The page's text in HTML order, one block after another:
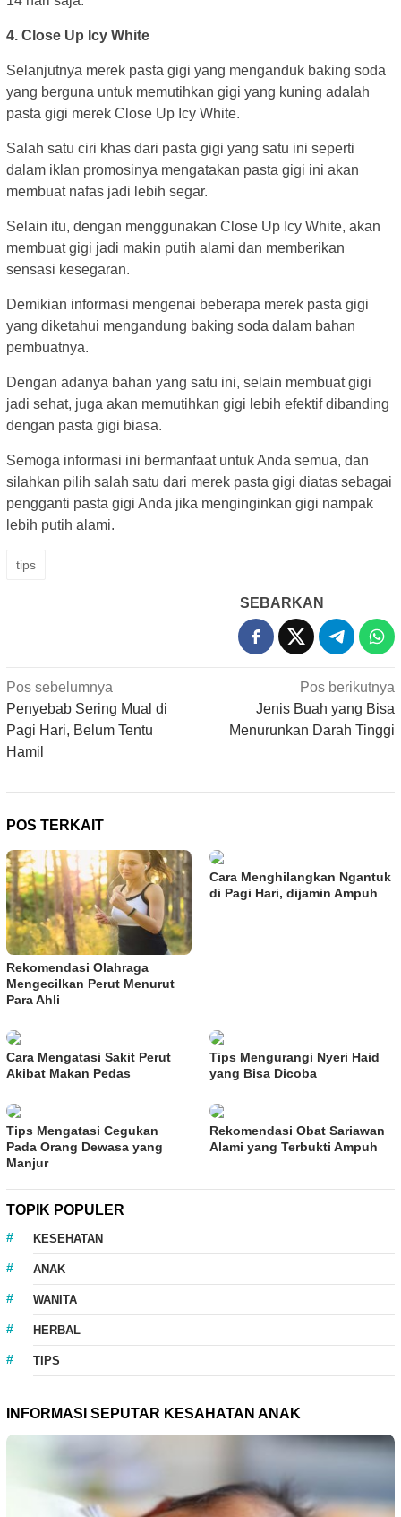
4. Close Up Icy White
Selanjutnya merek pasta gigi yang menganduk baking soda
yang berguna untuk memutihkan gigi yang kuning adalah
pasta gigi merek Close Up Icy White.
Salah satu ciri khas dari pasta gigi yang satu ini seperti
dalam iklan promosinya mengatakan pasta gigi ini akan
membuat nafas jadi lebih segar.
Selain itu, dengan menggunakan Close Up Icy White, akan
membuat gigi jadi makin putih alami dan memberikan
sensasi kesegaran.
Demikian informasi mengenai beberapa merek pasta gigi
yang diketahui mengandung baking soda dalam bahan
pembuatnya.
Dengan adanya bahan yang satu ini, selain membuat gigi
jadi sehat, juga akan memutihkan gigi lebih efektif dibanding
dengan pasta gigi biasa.
Semoga informasi ini bermanfaat untuk Anda semua, dan
silahkan pilih salah satu dari merek pasta gigi diatas sebagai
pengganti pasta gigi Anda jika menginginkan gigi nampak
lebih putih alami.
tips
SEBARKAN
Navigasi
pos
Pos sebelumnya
Penyebab Sering Mual di
Pagi Hari, Belum Tentu
Hamil
Pos berikutnya
Jenis Buah yang Bisa
Menurunkan Darah Tinggi
POS TERKAIT
Rekomendasi Olahraga
Mengecilkan Perut Menurut
Para Ahli
Cara Menghilangkan Ngantuk
di Pagi Hari, dijamin Ampuh
Cara Mengatasi Sakit Perut
Akibat Makan Pedas
Tips Mengurangi Nyeri Haid
yang Bisa Dicoba
Tips Mengatasi Cegukan
Pada Orang Dewasa yang
Manjur
Rekomendasi Obat Sariawan
Alami yang Terbukti Ampuh
TOPIK POPULER
KESEHATAN
ANAK
WANITA
HERBAL
TIPS
INFORMASI SEPUTAR KESAHATAN ANAK